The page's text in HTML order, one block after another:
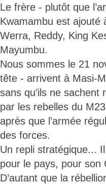
Le frère - plutôt que
Kwamambu est ajouté
Werra, Reddy, King
Mayumbu.
Nous sommes le 21
tête - arrivent à Masi-
sans qu’ils ne
par les rebelles du
après que l’armée
des forces.
Un repli stratégique... Il
pour le pays, pour son
D’autant que la